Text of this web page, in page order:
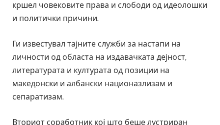
кршел човековите права и слободи од идеолошки
и политички причини.
Ги известувал тајните служби за настапи на
личности од областа на издавачката дејност,
литературата и културата од позиции на
македонски и албански национазлизам и
сепаратизам.
Вториот соработник кој што беше лустриран